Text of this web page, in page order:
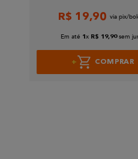
R$ 19,90
Em até 1 x R$ 19,90 sem
COMPRAR